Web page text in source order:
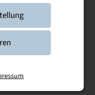
Projektjahr
Verfügung gestellt
gehören und
Wissenschaftlichkeit
haben,